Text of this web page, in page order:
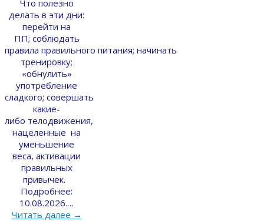
Что полезно
делать в эти дни:
перейти на
ПП; соблюдать
правила правильного питания; начинать
тренировку;
«обнулить»
употребление
сладкого; совершать
какие-
либо телодвижения,
нацеленные на
уменьшение
веса, активации
правильных
привычек.
Подробнее:
10.08.2026.…
Читать далее →